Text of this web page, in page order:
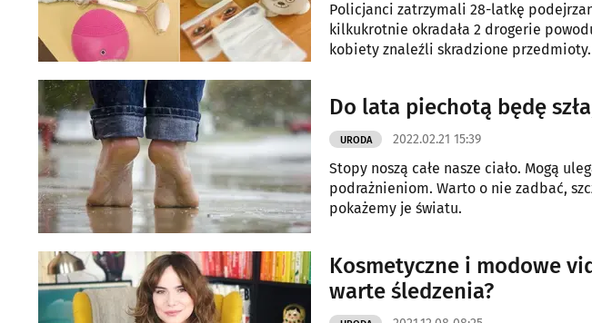
Policjanci zatrzymali 28-latkę
kilkukrotnie okradała 2 drogerie
kobiety znaleźli skradzione przedmioty.
Do lata piechotą będę
URODA 2022.02.21 15:39
Stopy noszą całe nasze ciało. Mogą
podrażnieniom. Warto o nie zadbać,
pokażemy je światu.
Kosmetyczne i modowe
warte śledzenia?